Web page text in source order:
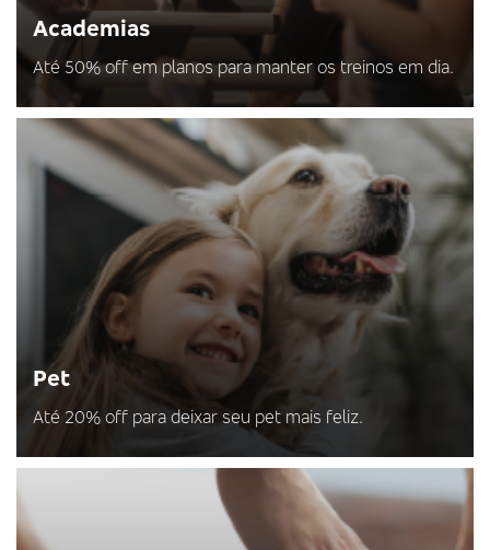
Academias
Até 50% off em planos para manter os treinos em dia.
Pet
Até 20% off para deixar seu pet mais feliz.